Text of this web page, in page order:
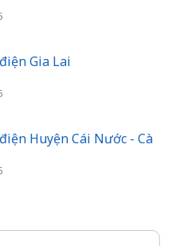
Gia Lai
Huyện Cái Nước - Cà